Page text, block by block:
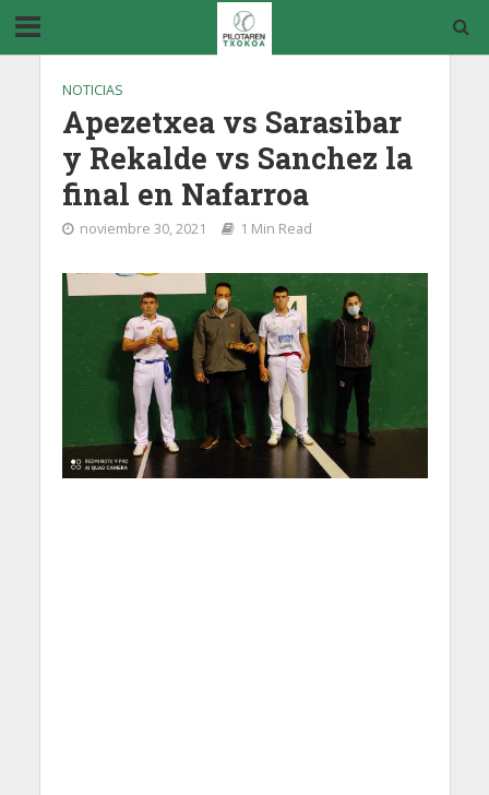
NOTICIAS
Apezetxea vs Sarasibar
y Rekalde vs Sanchez la
final en Nafarroa
noviembre 30, 2021 1 Min Read